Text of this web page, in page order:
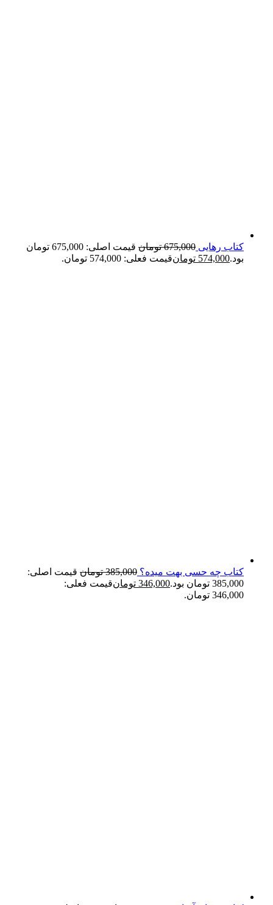
کتاب رهایی 675,000 تومان
قیمت اصلی: 675,000 تومان
بود.574,000 تومانقیمت فعلی: 574,000 تومان.
کتاب چه حسی بهت میده؟ 385,000 تومان قیمت اصلی:
385,000 تومان بود.
346,000 تومانقیمت فعلی:
346,000 تومان.